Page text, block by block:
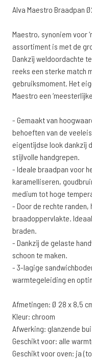
Alva Maestro Braadpan
Maestro, synoniem voor
assortiment is met de
Dankzij weldoordachte
reeks een sterke match
gebruiksmoment. Het
Maestro een
- Gemaakt van
behoeften van de
eigentijdse look dankzij
stijlvolle handgrepen.
- Ideale braadpan voor
karamelliseren,
medium tot hoge
- Door de rechte
braadoppervlakte.
braden.
- Dankzij de gelaste
schoon te maken.
- 3-lagige
warmtegeleiding en
Afmetingen: Ø 28 x 8,5
Kleur: chroom
Afwerking: glanzende
Geschikt voor: alle
Geschikt voor oven: ja